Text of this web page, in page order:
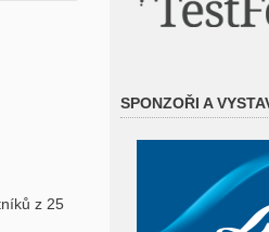
z 25
SPONZOŘI A